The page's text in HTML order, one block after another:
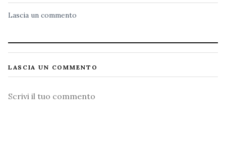
Lascia un commento
LASCIA UN COMMENTO
Commento